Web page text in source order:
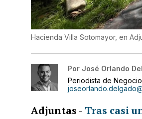
Hacienda Villa Sotomayor, en
Por José Orlando
Periodista de
Adjuntas - Tras casi